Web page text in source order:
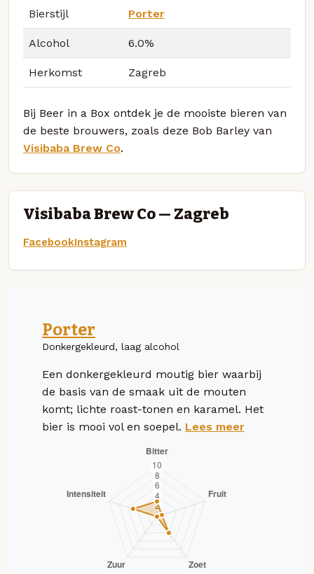
Bierstijl Porter
Alcohol 6.0%
Herkomst Zagreb
Bij Beer in a Box ontdek je de mooiste bieren van
de beste brouwers, zoals deze Bob Barley van
Visibaba Brew Co.
Visibaba Brew Co — Zagreb
FacebookInstagram
Porter
Donkergekleurd, laag alcohol
Een donkergekleurd moutig bier waarbij
de basis van de smaak uit de mouten
komt; lichte roast-tonen en karamel. Het
bier is mooi vol en soepel. Lees meer